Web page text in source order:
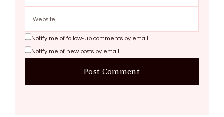
Notify me of follow-up comments by email.
Notify me of new posts by email.